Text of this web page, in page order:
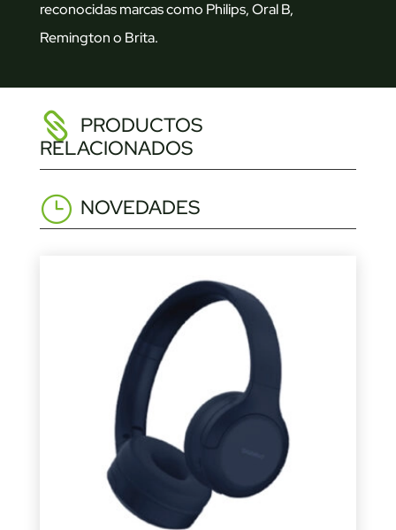
reconocidas marcas como Philips, Oral B,
Remington o Brita.
PRODUCTOS
RELACIONADOS
NOVEDADES